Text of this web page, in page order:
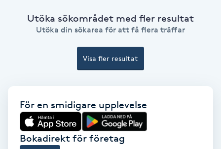
Brynfärgning
Brynplockning
Utöka sökområdet med fler resultat
Utöka din sökarea för att få flera träffar
Visa fler resultat
För en smidigare upplevelse
Bokadirekt för företag